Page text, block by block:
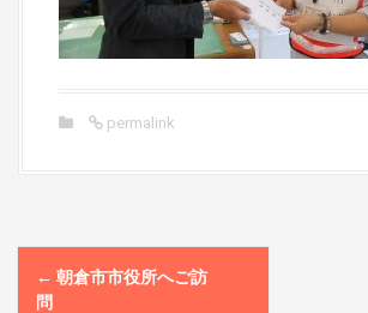
permalink
P← 朝倉市市役所へご訪
問